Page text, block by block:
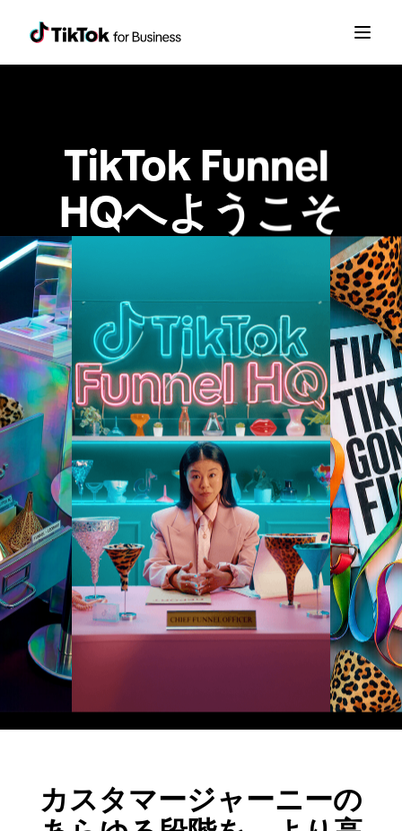
TikTok Funnel
HQへようこそ
カスタマージャーニーの